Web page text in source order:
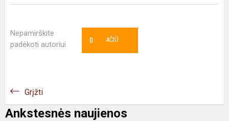
Nepamirškite
padėkoti autoriui
AČIŪ
0
Grįžti
Ankstesnės naujienos